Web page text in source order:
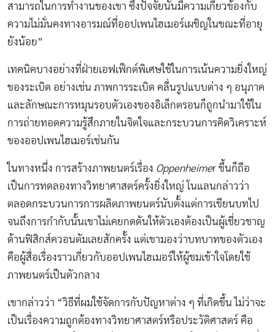
สามารถในการทำงานของเขา ซึ่งปัจจัยนั้นมีความเกี่ยวข้องกับ
ความไม่มั่นคงทางอารมณ์ที่ออปเพนไฮเมอร์เผชิญในขณะที่อายุ
ยังน้อย”
เทคนิคบางอย่างที่ฝ่ายเอฟเฟ็กต์พิเศษใช้ในการเน้นความยิ่งใหญ่
ของระเบิด อย่างเช่น ภาพการระเบิด คลื่นรูปแบบต่าง ๆ อนุภาค
และลักษณะการหมุนรอบตัวเองของอิเล็กตรอนก็ถูกนำมาใช้ใน
การถ่ายทอดความรู้สึกภายในจิตใจและกระบวนการคิดวิเคราะห์
ของออปเพนไฮเมอร์เช่นกัน
ในทางหนึ่ง การสร้างภาพยนตร์เรื่อง Oppenheimer ขึ้นก็ถือ
เป็นการทดลองทางวิทยาศาสตร์ครั้งยิ่งใหญ่ โนแลนกล่าวว่า
ตลอดกระบวนการการผลิตภาพยนตร์นับตั้งแต่การเขียนบทไป
จนถึงการกำกับนั้นเขาไม่เคยกดดันให้ตัวเองต้องเป็นผู้เชี่ยวชาญ
ด้านฟิสิกส์ควอนตัมเลยสักครั้ง แต่เขามองว่าบทบาทของตัวเอง
คือผู้สื่อเรื่องราวเกี่ยวกับออปเพนไฮเมอร์ให้ผู้ชมเข้าใจโดยใช้
ภาพยนตร์เป็นตัวกลาง
เขากล่าวว่า “วิธีที่ผมใช้จัดการกับปัญหาต่าง ๆ ที่เกิดขึ้น ไม่ว่าจะ
เป็นเรื่องความถูกต้องทางวิทยาศาสตร์หรือประวัติศาสตร์ คือ